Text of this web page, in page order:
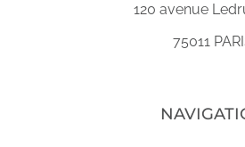
120 avenue
75011